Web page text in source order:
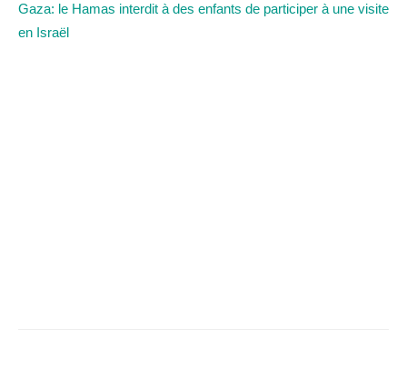
Gaza: le Hamas interdit à des enfants de participer à une visite
en Israël